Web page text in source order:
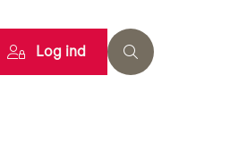
Log ind